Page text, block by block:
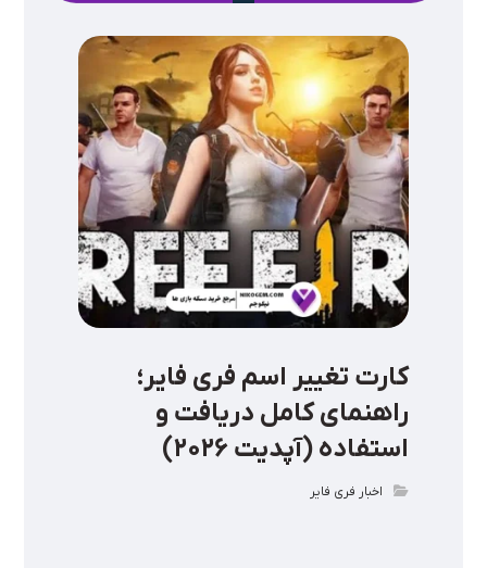
کارت تغییر اسم فری فایر؛
راهنمای کامل دریافت و
استفاده (آپدیت ۲۰۲۶)
اخبار فری فایر